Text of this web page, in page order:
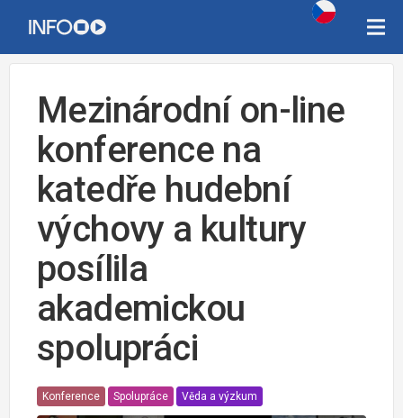
Mezinárodní on-line
konference na
katedře hudební
výchovy a kultury
posílila
akademickou
spolupráci
Konference Spolupráce Věda a výzkum